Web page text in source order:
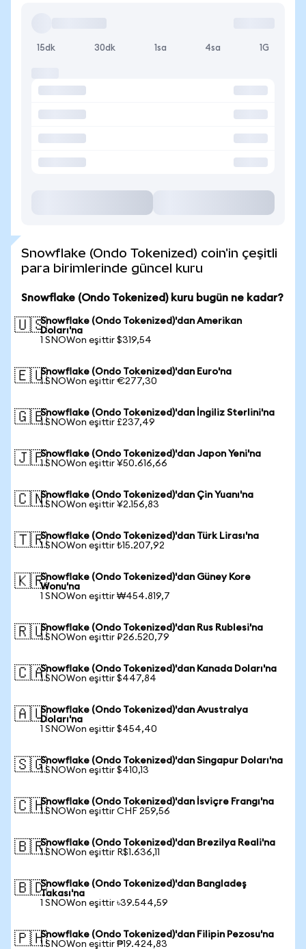
15dk 30dk 1sa 4sa 1G
Snowflake (Ondo Tokenized) coin'in çeşitli
para birimlerinde güncel kuru
Snowflake (Ondo Tokenized) kuru bugün ne kadar?
🇺🇸Snowflake (Ondo Tokenized)'dan Amerikan
Doları'na
1 SNOWon eşittir $319,54
🇪🇺Snowflake (Ondo Tokenized)'dan Euro'na
1 SNOWon eşittir €277,30
🇬🇧Snowflake (Ondo Tokenized)'dan İngiliz Sterlini'na
1 SNOWon eşittir £237,49
🇯🇵Snowflake (Ondo Tokenized)'dan Japon Yeni'na
1 SNOWon eşittir ¥50.616,66
🇨🇳Snowflake (Ondo Tokenized)'dan Çin Yuanı'na
1 SNOWon eşittir ¥2.156,83
🇹🇷Snowflake (Ondo Tokenized)'dan Türk Lirası'na
1 SNOWon eşittir ₺15.207,92
🇰🇷Snowflake (Ondo Tokenized)'dan Güney Kore
Wonu'na
1 SNOWon eşittir ₩454.819,7
🇷🇺Snowflake (Ondo Tokenized)'dan Rus Rublesi'na
1 SNOWon eşittir ₽26.520,79
🇨🇦Snowflake (Ondo Tokenized)'dan Kanada Doları'na
1 SNOWon eşittir $447,84
🇦🇺Snowflake (Ondo Tokenized)'dan Avustralya
Doları'na
1 SNOWon eşittir $454,40
🇸🇬Snowflake (Ondo Tokenized)'dan Singapur Doları'na
1 SNOWon eşittir $410,13
🇨🇭Snowflake (Ondo Tokenized)'dan İsviçre Frangı'na
1 SNOWon eşittir CHF 259,56
🇧🇷Snowflake (Ondo Tokenized)'dan Brezilya Reali'na
1 SNOWon eşittir R$1.636,11
🇧🇩Snowflake (Ondo Tokenized)'dan Bangladeş
Takası'na
1 SNOWon eşittir ৳39.544,59
🇵🇭Snowflake (Ondo Tokenized)'dan Filipin Pezosu'na
1 SNOWon eşittir ₱19.424,83